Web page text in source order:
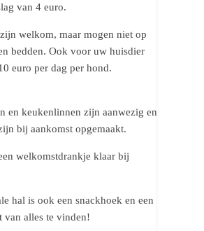
van 4 euro.
welkom, maar mogen niet op
bedden. Ook voor uw huisdier
euro per dag per hond.
en keukenlinnen zijn aanwezig en
bij aankomst opgemaakt.
welkomstdrankje klaar bij
hal is ook een snackhoek en een
van alles te vinden!